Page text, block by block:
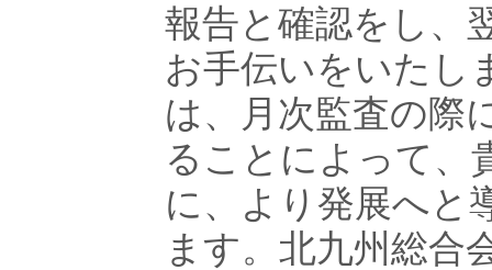
報告と確認をし、
お手伝いをいたし
は、月次監査の際
ることによって、
に、より発展へと
ます。北九州総合